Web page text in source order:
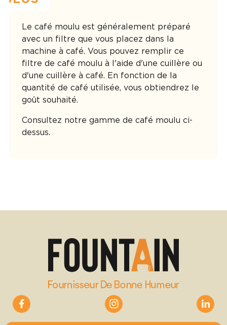
Le café moulu est généralement préparé
avec un filtre que vous placez dans la
machine à café. Vous pouvez remplir ce
filtre de café moulu à l'aide d'une cuillère ou
d'une cuillère à café. En fonction de la
quantité de café utilisée, vous obtiendrez le
goût souhaité.
Consultez notre gamme de café moulu ci-
dessus.